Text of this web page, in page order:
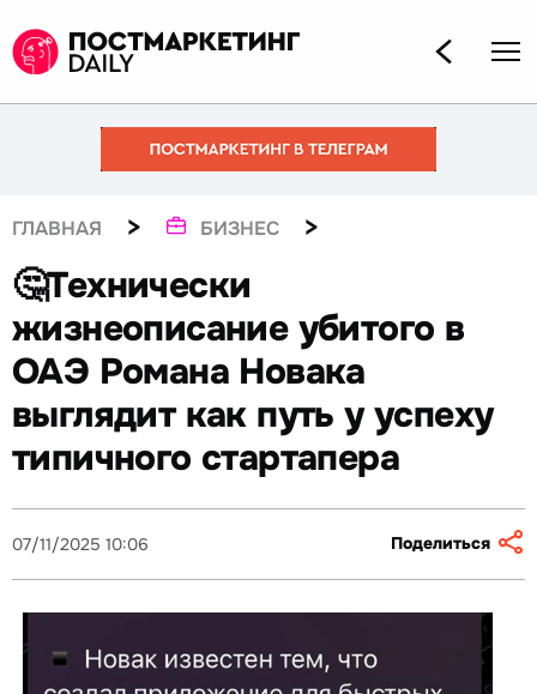
ГЛАВНАЯ > БИЗНЕС >
🤔Технически
жизнеописание убитого в
ОАЭ Романа Новака
выглядит как путь у успеху
типичного стартапера
07/11/2025 10:06 Поделиться